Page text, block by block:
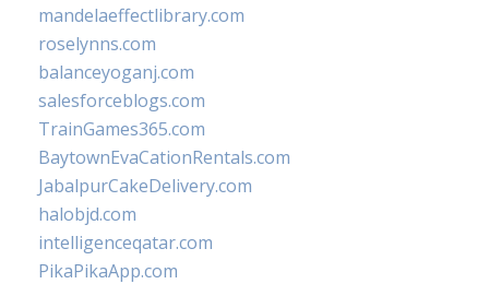
mandelaeffectlibrary.com
roselynns.com
balanceyoganj.com
salesforceblogs.com
TrainGames365.com
BaytownEvaCationRentals.com
JabalpurCakeDelivery.com
halobjd.com
intelligenceqatar.com
PikaPikaApp.com